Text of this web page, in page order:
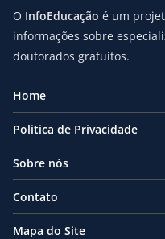
O InfoEducação é um
informações sobre
doutorados gratuitos.
Home
Politica de Privacidade
Sobre nós
Contato
Mapa do Site